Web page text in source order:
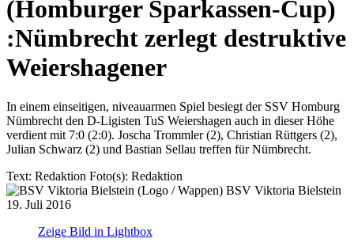
(Homburger Sparkassen-Cup)
:Nümbrecht zerlegt destruktive
Weiershagener
In einem einseitigen, niveauarmen Spiel besiegt der SSV Homburg
Nümbrecht den D-Ligisten TuS Weiershagen auch in dieser Höhe
verdient mit 7:0 (2:0). Joscha Trommler (2), Christian Rüttgers (2),
Julian Schwarz (2) und Bastian Sellau treffen für Nümbrecht.
Text: Redaktion Foto(s): Redaktion
BSV Viktoria Bielstein
19. Juli 2016
Zeige Bild in Lightbox